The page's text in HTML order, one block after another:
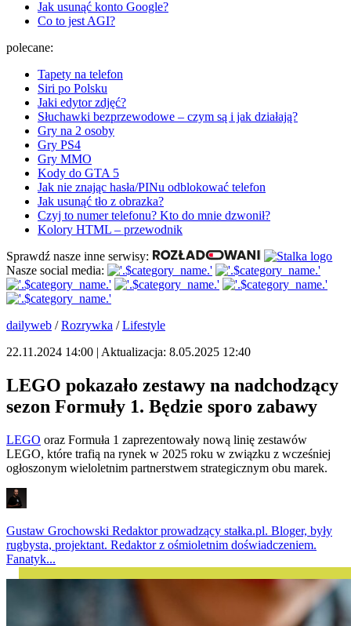
Jak usunąć konto Google?
Co to jest AGI?
polecane:
Tapety na telefon
Siri po Polsku
Jaki edytor zdjęć?
Słuchawki bezprzewodowe – czym są i jak działają?
Gry na 2 osoby
Gry PS4
Gry MMO
Kody do GTA 5
Jak nie znając hasła/PINu odblokować telefon
Jak usunąć tło z obrazka?
Czyj to numer telefonu? Kto do mnie dzwonił?
Kolory HTML – przewodnik
Sprawdź nasze inne serwisy:
Nasze social media:
dailyweb /Rozrywka /Lifestyle
22.11.2024 14:00 | Aktualizacja: 8.05.2025 12:40
LEGO pokazało zestawy na nadchodzący
sezon Formuły 1. Będzie sporo zabawy
LEGO oraz Formuła 1 zaprezentowały nową linię zestawów
LEGO, które trafią na rynek w 2025 roku w związku z wcześniej
ogłoszonym wieloletnim partnerstwem strategicznym obu marek.
Gustaw Grochowski Redaktor prowadzący stałka.pl. Bloger, były
rugbysta, projektant. Redaktor z ośmioletnim doświadczeniem.
Fanatyk...